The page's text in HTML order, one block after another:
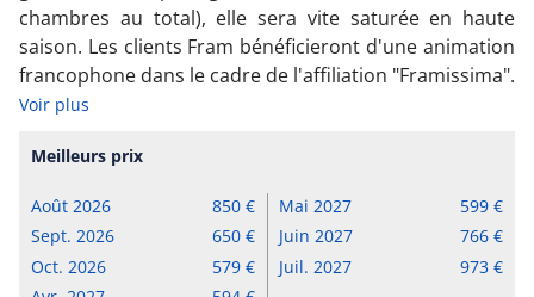
chambres au total), elle sera vite saturée en haute
saison. Les clients Fram bénéficieront d'une animation
francophone dans le cadre de l'affiliation "Framissima".
Voir plus
Meilleurs prix
Août 2026
850
Sept. 2026
650
Oct. 2026
579
Mai 2027
599
Juin 2027
766
Juil. 2027
973